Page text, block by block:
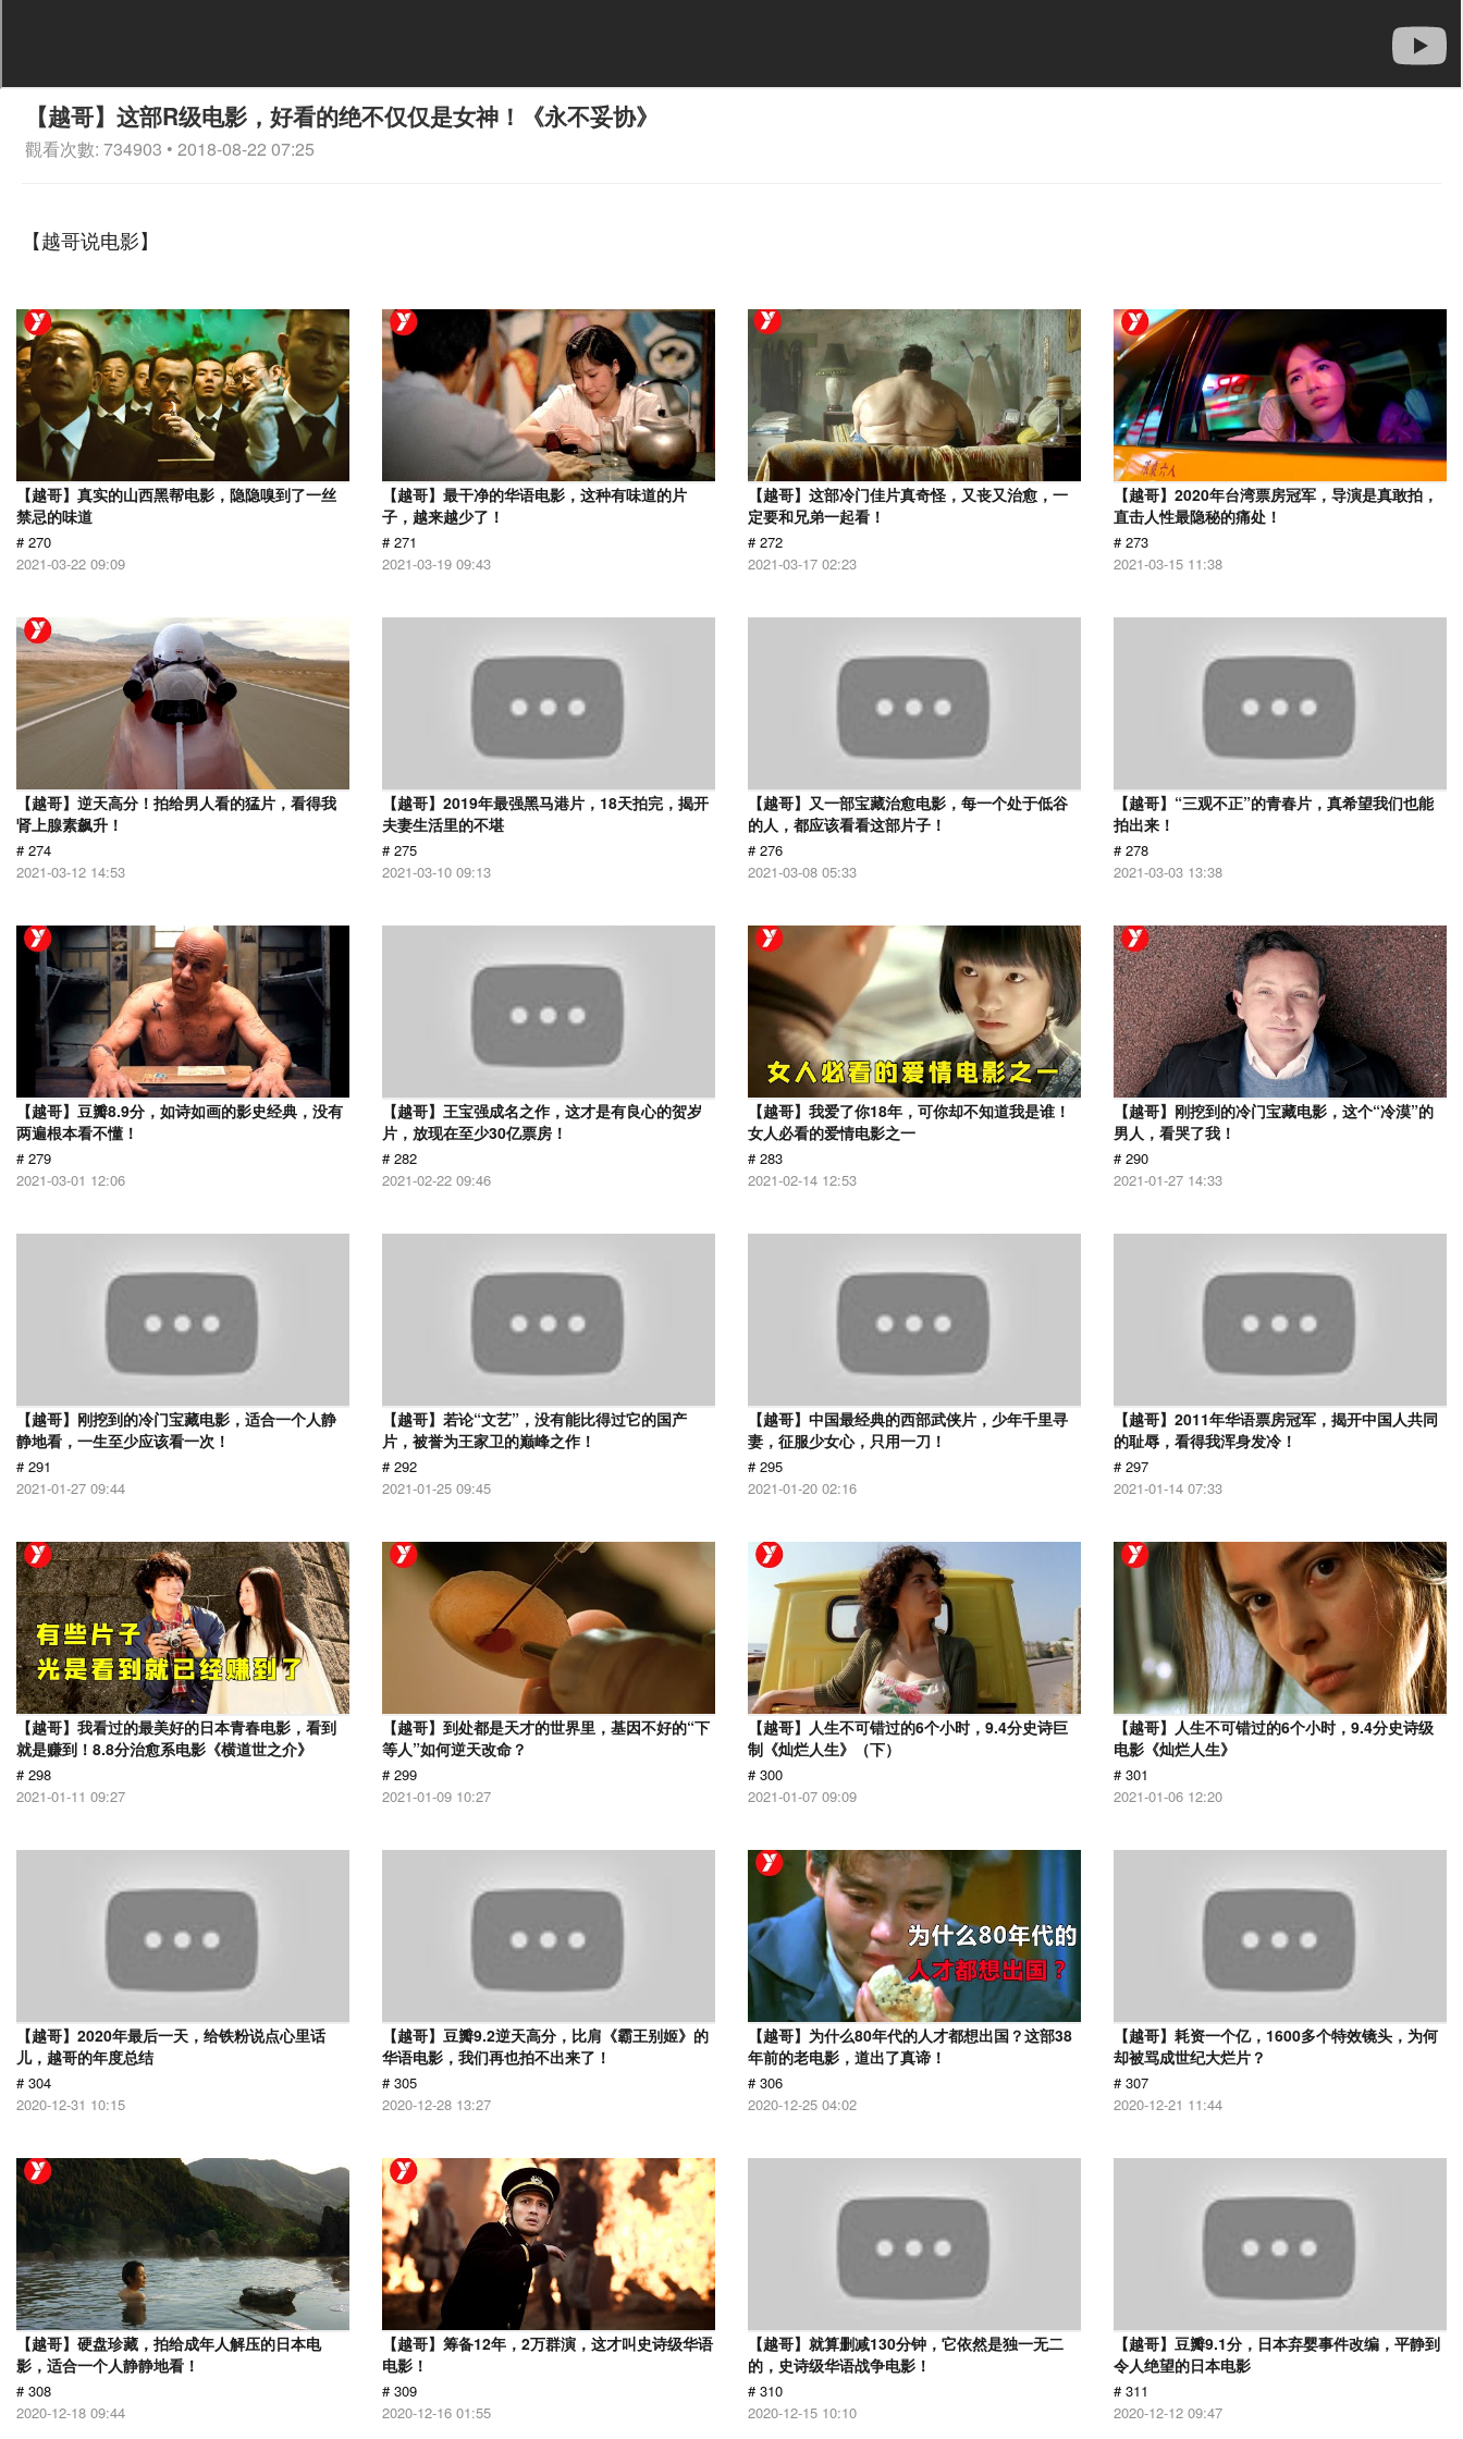
【越哥】这部R级电影，好看的绝不仅仅是女神！《永不妥协》
觀看次數: 734903 • 2018-08-22 07:25
【越哥说电影】
【越哥】真实的山西黑帮电影，隐隐嗅到了一丝
禁忌的味道
# 270
2021-03-22 09:09
【越哥】最干净的华语电影，这种有味道的片
子，越来越少了！
# 271
2021-03-19 09:43
【越哥】这部冷门佳片真奇怪，又丧又治愈，一
定要和兄弟一起看！
# 272
2021-03-17 02:23
【越哥】2020年台湾票房冠军，导演是真敢拍，
直击人性最隐秘的痛处！
# 273
2021-03-15 11:38
【越哥】逆天高分！拍给男人看的猛片，看得我
肾上腺素飙升！
# 274
2021-03-12 14:53
【越哥】2019年最强黑马港片，18天拍完，揭开
夫妻生活里的不堪
# 275
2021-03-10 09:13
【越哥】又一部宝藏治愈电影，每一个处于低谷
的人，都应该看看这部片子！
# 276
2021-03-08 05:33
【越哥】“三观不正”的青春片，真希望我们也能
拍出来！
# 278
2021-03-03 13:38
【越哥】豆瓣8.9分，如诗如画的影史经典，没有
两遍根本看不懂！
# 279
2021-03-01 12:06
【越哥】王宝强成名之作，这才是有良心的贺岁
片，放现在至少30亿票房！
# 282
2021-02-22 09:46
【越哥】我爱了你18年，可你却不知道我是谁！
女人必看的爱情电影之一
# 283
2021-02-14 12:53
【越哥】刚挖到的冷门宝藏电影，这个“冷漠”的
男人，看哭了我！
# 290
2021-01-27 14:33
【越哥】刚挖到的冷门宝藏电影，适合一个人静
静地看，一生至少应该看一次！
# 291
2021-01-27 09:44
【越哥】若论“文艺”，没有能比得过它的国产
片，被誉为王家卫的巅峰之作！
# 292
2021-01-25 09:45
【越哥】中国最经典的西部武侠片，少年千里寻
妻，征服少女心，只用一刀！
# 295
2021-01-20 02:16
【越哥】2011年华语票房冠军，揭开中国人共同
的耻辱，看得我浑身发冷！
# 297
2021-01-14 07:33
【越哥】我看过的最美好的日本青春电影，看到
就是赚到！8.8分治愈系电影《横道世之介》
# 298
2021-01-11 09:27
【越哥】到处都是天才的世界里，基因不好的“下
等人”如何逆天改命？
# 299
2021-01-09 10:27
【越哥】人生不可错过的6个小时，9.4分史诗巨
制《灿烂人生》（下）
# 300
2021-01-07 09:09
【越哥】人生不可错过的6个小时，9.4分史诗级
电影《灿烂人生》
# 301
2021-01-06 12:20
【越哥】2020年最后一天，给铁粉说点心里话
儿，越哥的年度总结
# 304
2020-12-31 10:15
【越哥】豆瓣9.2逆天高分，比肩《霸王别姬》的
华语电影，我们再也拍不出来了！
# 305
2020-12-28 13:27
【越哥】为什么80年代的人才都想出国？这部38
年前的老电影，道出了真谛！
# 306
2020-12-25 04:02
【越哥】耗资一个亿，1600多个特效镜头，为何
却被骂成世纪大烂片？
# 307
2020-12-21 11:44
【越哥】硬盘珍藏，拍给成年人解压的日本电
影，适合一个人静静地看！
# 308
2020-12-18 09:44
【越哥】筹备12年，2万群演，这才叫史诗级华语
电影！
# 309
2020-12-16 01:55
【越哥】就算删减130分钟，它依然是独一无二
的，史诗级华语战争电影！
# 310
2020-12-15 10:10
【越哥】豆瓣9.1分，日本弃婴事件改编，平静到
令人绝望的日本电影
# 311
2020-12-12 09:47